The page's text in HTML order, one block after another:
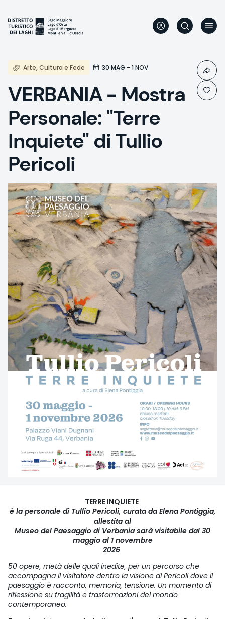
Inhalt
Arte, Cultura e Fede 30 MAG - 1 NOV
VERBANIA - Mostra
Personale: "Terre
Inquiete" di Tullio
Pericoli
TERRE INQUIETE
è la personale di Tullio Pericoli, curata da Elena Pontiggia,
allestita al
Museo del Paesaggio di Verbania sarà visitabile dal 30
maggio al 1 novembre
2026
50 opere, metà delle quali inedite, per un percorso che
accompagna il visitatore dentro la visione di Pericoli dove il
paesaggio è racconto, memoria, tensione. Un momento di
riflessione su fragilità e trasformazioni del mondo
contemporaneo.